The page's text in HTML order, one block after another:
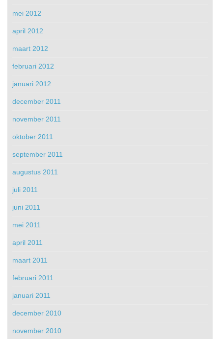
mei 2012
april 2012
maart 2012
februari 2012
januari 2012
december 2011
november 2011
oktober 2011
september 2011
augustus 2011
juli 2011
juni 2011
mei 2011
april 2011
maart 2011
februari 2011
januari 2011
december 2010
november 2010